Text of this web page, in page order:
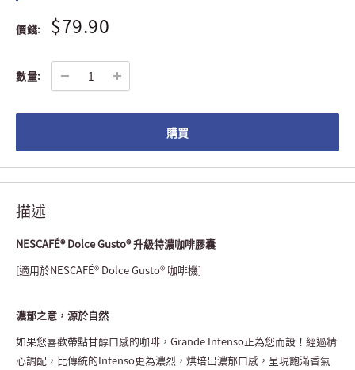
價錢: $79.90
數量:
購買
描述
NESCAFÉ® Dolce Gusto® 升級特濃咖啡膠囊
[適用於NESCAFÉ® Dolce Gusto® 咖啡機]
濃郁之意，源於自然
如果您喜歡帶點甘醇口感的咖啡，Grande Intenso正為您而設！經過精
心調配，比傳統的Intenso更為濃烈，烘培出濃郁口感，呈現飽滿香氣